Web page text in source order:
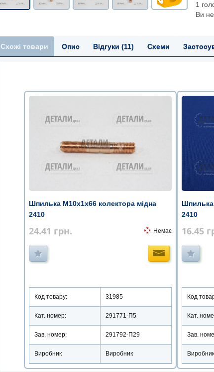
1
Ви
Схожі товари Опис Відгуки (11) Схеми
Шпилька М10х1х66 колектора мідна
2410
24.41 грн. Немає
Код товару: 31985
Кат. номер: 291771-П5
Зав. номер: 291792-П29
Виробник Виробник
Шпилька
2410
16.45
Код
Кат.
Зав.
Виробник